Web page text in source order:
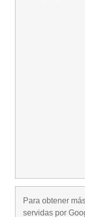
Para obtener
servidas por